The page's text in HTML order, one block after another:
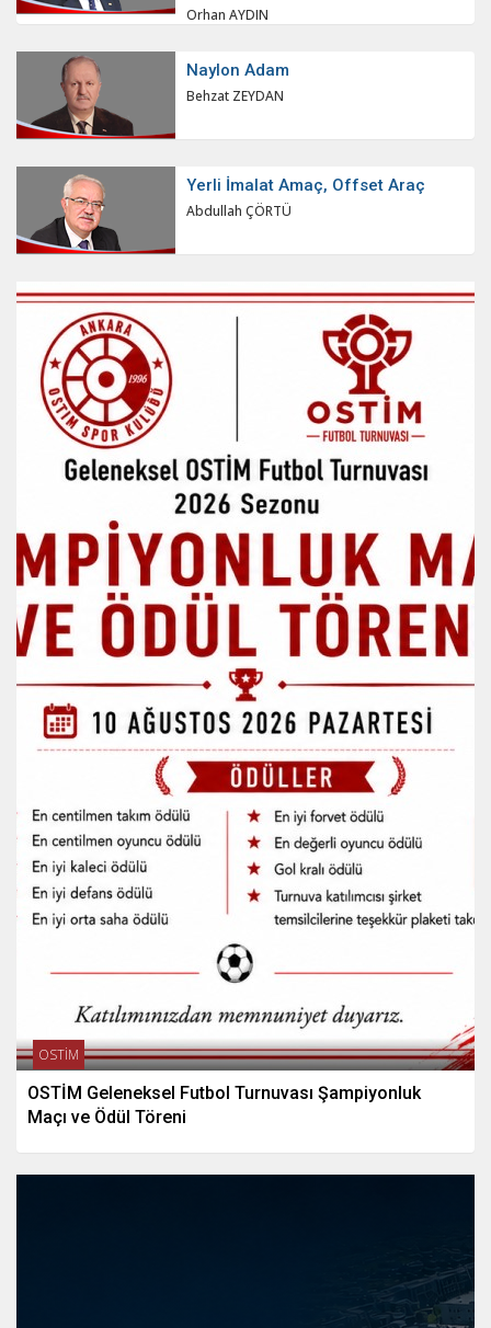
Orhan AYDIN
Naylon Adam
Behzat ZEYDAN
Yerli İmalat Amaç, Offset Araç
Abdullah ÇÖRTÜ
OSTİM
OSTİM Geleneksel Futbol Turnuvası Şampiyonluk
Maçı ve Ödül Töreni